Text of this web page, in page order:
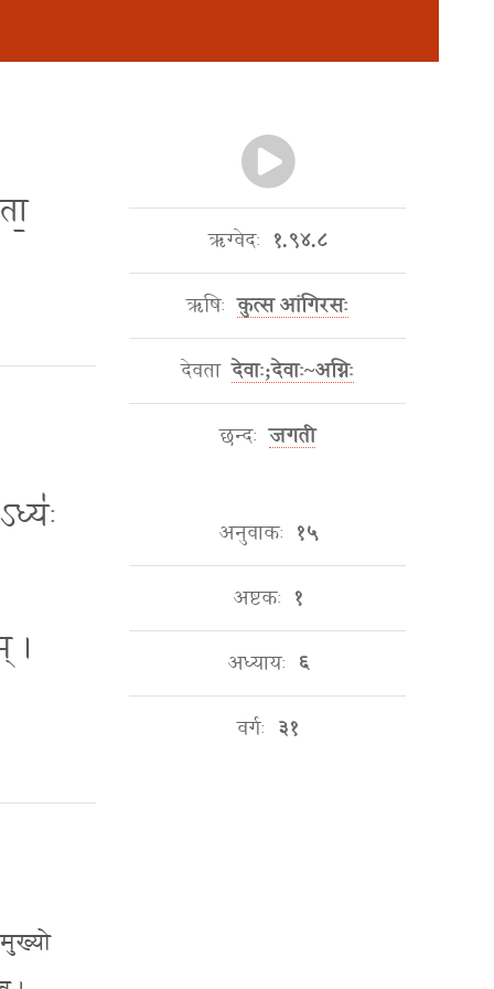
।
ऋग्वेदः १.९४.८
ऋषिः कुत्स आंगिरसः
देवता देवाः;देवाः~अग्निः
छन्दः जगती
अनुवाकः १५
अष्टकः १
अध्यायः ६
वर्गः ३१